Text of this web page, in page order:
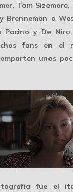
Tom Sizemore,
Brenneman o
Pacino y De
fans en el
unos
fue el